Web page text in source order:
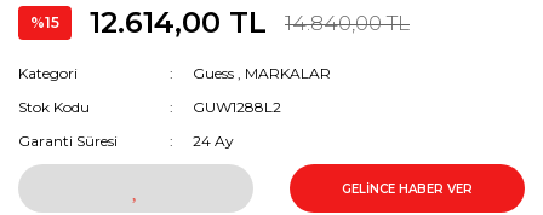
%15 12.614,00 TL 14.840,00 TL
Kategori Guess , MARKALAR
Stok Kodu
GUW1288L2
Garanti Süresi
24 Ay
GELİNCE HABER VER